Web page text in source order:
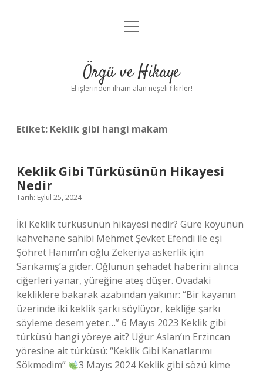
Anasayfa
Yasal Uyarı
menüyü
Örgü ve Hikaye
El işlerinden ilham alan neşeli fikirler!
Etiket: Keklik gibi hangi makam
Keklik Gibi Türküsünün Hikayesi
Nedir
Tarih: Eylül 25, 2024
İki Keklik türküsünün hikayesi nedir? Güre köyünün
kahvehane sahibi Mehmet Şevket Efendi ile eşi
Şöhret Hanım’ın oğlu Zekeriya askerlik için
Sarıkamış’a gider. Oğlunun şehadet haberini alınca
ciğerleri yanar, yüreğine ateş düşer. Ovadaki
kekliklere bakarak azabından yakınır: “Bir kayanın
üzerinde iki keklik şarkı söylüyor, kekliğe şarkı
söyleme desem yeter…” 6 Mayıs 2023 Keklik gibi
türküsü hangi yöreye ait? Uğur Aslan’ın Erzincan
yöresine ait türküsü: “Keklik Gibi Kanatlarımı
Sökmedim”
3 Mayıs 2024 Keklik gibi sözü kime